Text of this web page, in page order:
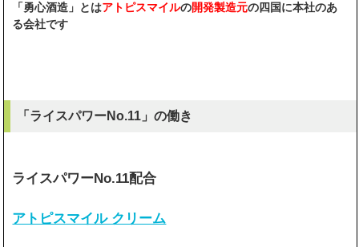
「勇心酒造」とはアトピスマイルの開発製造元の四国に本社のあ
る会社です
「ライスパワーNo.11」の働き
ライスパワーNo.11配合
アトピスマイル クリーム